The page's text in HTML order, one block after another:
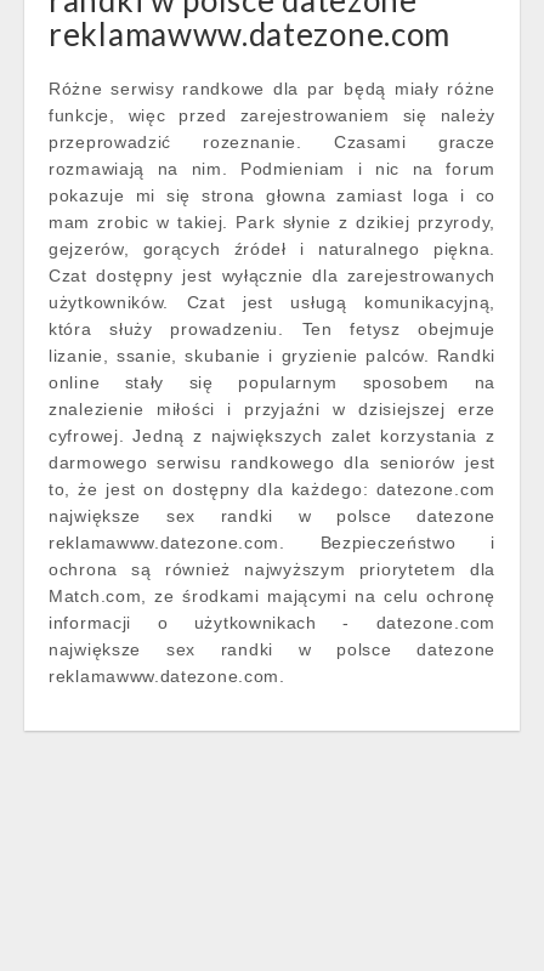
reklamawww.datezone.com
Różne serwisy randkowe dla par będą miały różne
funkcje, więc przed zarejestrowaniem się należy
przeprowadzić rozeznanie. Czasami gracze
rozmawiają na nim. Podmieniam i nic na forum
pokazuje mi się strona głowna zamiast loga i co
mam zrobic w takiej. Park słynie z dzikiej przyrody,
gejzerów, gorących źródeł i naturalnego piękna.
Czat dostępny jest wyłącznie dla zarejestrowanych
użytkowników. Czat jest usługą komunikacyjną,
która służy prowadzeniu. Ten fetysz obejmuje
lizanie, ssanie, skubanie i gryzienie palców. Randki
online stały się popularnym sposobem na
znalezienie miłości i przyjaźni w dzisiejszej erze
cyfrowej. Jedną z największych zalet korzystania z
darmowego serwisu randkowego dla seniorów jest
to, że jest on dostępny dla każdego: datezone.com
największe sex randki w polsce datezone
reklamawww.datezone.com. Bezpieczeństwo i
ochrona są również najwyższym priorytetem dla
Match.com, ze środkami mającymi na celu ochronę
informacji o użytkownikach - datezone.com
największe sex randki w polsce datezone
reklamawww.datezone.com.